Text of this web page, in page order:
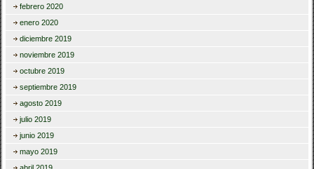
febrero 2020
enero 2020
diciembre 2019
noviembre 2019
octubre 2019
septiembre 2019
agosto 2019
julio 2019
junio 2019
mayo 2019